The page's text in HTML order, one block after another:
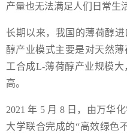
产量也无法满足人们日常生
长期以来，我国的薄荷醇
醇产业模式主要是对天然
工合成L-薄荷醇产业规模
高。
2021 年 5 月 8 日，由万华
大学联合完成的“高效绿色